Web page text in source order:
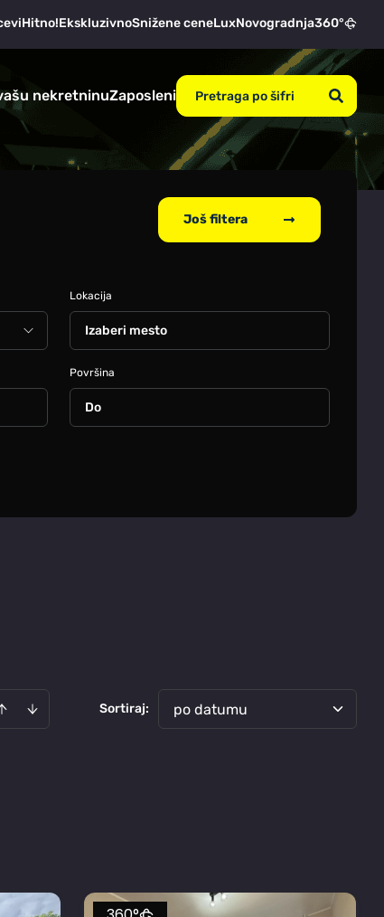
Hitno!EkskluzivnoSnižene ceneLuxNovogradnja360°
nekretninuZaposleni
Još filtera
Lokacija
Izaberi mesto
Površina
Sortiraj: po datumu